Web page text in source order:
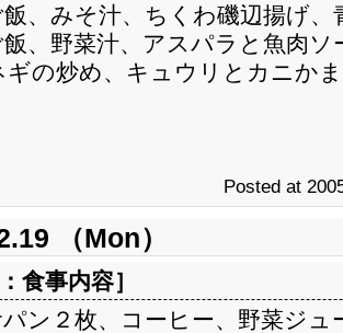
、みそ汁、ちくわ磯辺揚げ
飯、野菜汁、アスパラと魚肉
ギの炒め、キュウリとカニか
Posted at
（Mon）
食事内容］
ン２枚、コーヒー、野菜ジュ